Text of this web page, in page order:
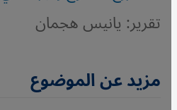
تقرير: يانيس هجمان
مزيد عن الموضوع